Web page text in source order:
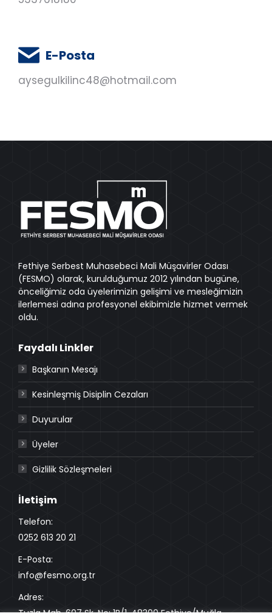
E-Posta
aysegulkilinc48@hotmail.com
Fethiye Serbest Muhasebeci Mali Müşavirler Odası
(FESMO) olarak, kurulduğumuz 2012 yılından bugüne,
önceliğimiz oda üyelerimizin gelişimi ve mesleğimizin
ilerlemesi adına profesyonel ekibimizle hizmet vermek
oldu.
Faydalı Linkler
Başkanın Mesajı
Kesinleşmiş Disiplin Cezaları
Duyurular
Üyeler
Gizlilik Sözleşmeleri
İletişim
Telefon:
0252 613 20 21
E-Posta:
info@fesmo.org.tr
Adres:
Tuzla Mah. 607 Sk. No: 1B/1, 48300 Fethiye/Muğla